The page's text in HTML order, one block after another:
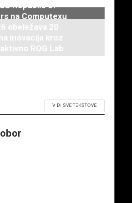
Republic of
na Computexu
obeležava 20
inovacija kroz
ROG Lab
iskustvo
VIDI SVE TEKSTOVE